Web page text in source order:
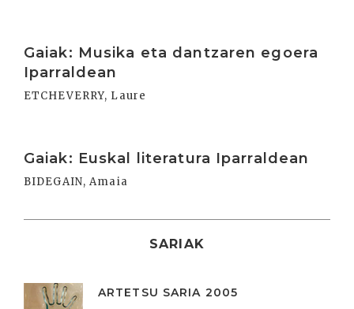
Gaiak: Musika eta dantzaren egoera
Iparraldean
ETCHEVERRY, Laure
Gaiak: Euskal literatura Iparraldean
BIDEGAIN, Amaia
SARIAK
ARTETSU SARIA 2005